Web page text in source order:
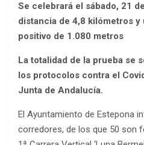
Se celebrará el sábado, 21
distancia de 4,8 kilómetros y
positivo de 1.080 metros
La totalidad de la prueba se
los protocolos contra el
Junta de Andalucía.
El Ayuntamiento de Estepona
corredores, de los que 50 son